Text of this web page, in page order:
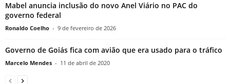
Mabel anuncia inclusão do novo Anel Viário no PAC do
governo federal
Ronaldo Coelho - 9 de fevereiro de 2026
Governo de Goiás fica com avião que era usado para o tráfico
Marcelo Mendes - 11 de abril de 2020